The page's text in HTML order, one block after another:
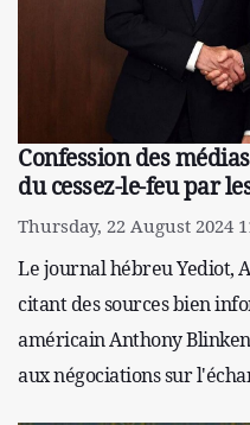
Confession des
du cessez-le-feu par
Thursday, 22 August 2024
Le journal hébreu Yediot,
citant des sources bien
américain Anthony
aux négociations sur